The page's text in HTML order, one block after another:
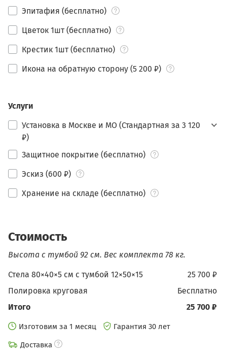
Эпитафия (бесплатно)
Цветок 1шт (бесплатно)
Крестик 1шт (бесплатно)
Икона на обратную сторону (5 200 ₽)
Услуги
Установка в Москве и МО (Стандартная за 3 120
₽)
Защитное покрытие (бесплатно)
Эскиз (600 ₽)
Хранение на складе (бесплатно)
Стоимость
Высота с тумбой 92 см. Вес комплекта 78 кг.
25 700 ₽
Стела 80×40×5 см c тумбой 12×50×15
бесплатно
Полировка круговая
25 700 ₽
Итого
Изготовим за 1 месяц
Гарантия 30 лет
Доставка